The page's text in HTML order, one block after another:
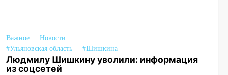
Важное
Новости
#Ульяновская область
#Шишкина
Людмилу Шишкину уволили: информация
из соцсетей